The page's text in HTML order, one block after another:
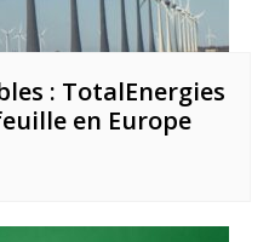
: TotalEnergies
en Europe